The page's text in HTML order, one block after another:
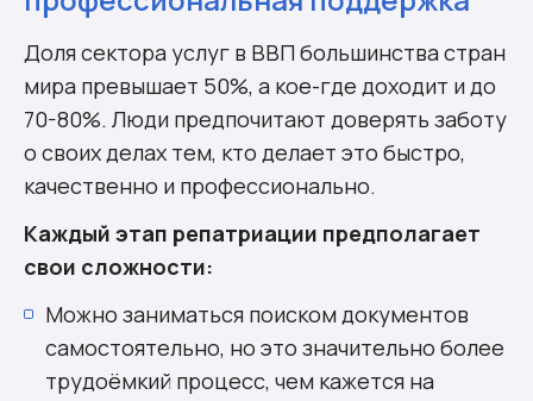
Доля сектора услуг в ВВП большинства стран
мира превышает 50%, а кое-где доходит и до
70-80%. Люди предпочитают доверять заботу
о своих делах тем, кто делает это быстро,
качественно и профессионально.
Каждый этап репатриации предполагает
свои сложности:
Можно заниматься поиском документов
самостоятельно, но это значительно более
трудоёмкий процесс, чем кажется на